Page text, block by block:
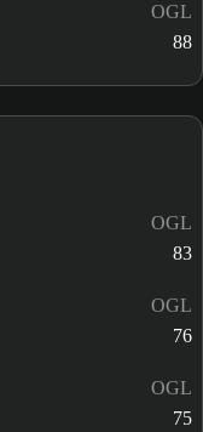
OGL
88
OGL
83
OGL
76
OGL
75